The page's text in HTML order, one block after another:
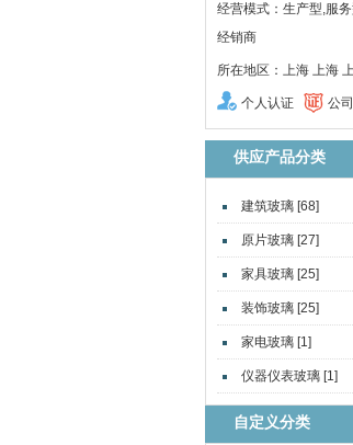
经营模式：生产型,服
经销商
所在地区：上海 上海
个人认证 公
供应产品分类
建筑玻璃 [68]
原片玻璃 [27]
家具玻璃 [25]
装饰玻璃 [25]
家电玻璃 [1]
仪器仪表玻璃 [1]
自定义分类